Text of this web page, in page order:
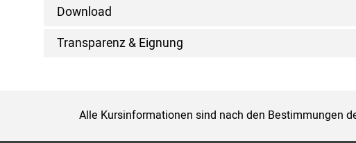
Download
Transparenz & Eignung
Alle Kursinformationen sind nach den Bestimmungen